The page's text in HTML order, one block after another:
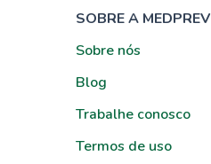
SOBRE A MEDPREV
Sobre nós
Blog
Trabalhe conosco
Termos de uso